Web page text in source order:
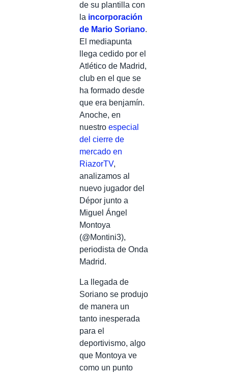
de su plantilla con
la incorporación
de Mario Soriano.
El mediapunta
llega cedido por el
Atlético de Madrid,
club en el que se
ha formado desde
que era benjamín.
Anoche, en
nuestro especial
del cierre de
mercado en
RiazorTV,
analizamos al
nuevo jugador del
Dépor junto a
Miguel Ángel
Montoya
(@Montini3),
periodista de Onda
Madrid.
La llegada de
Soriano se produjo
de manera un
tanto inesperada
para el
deportivismo, algo
que Montoya ve
como un punto